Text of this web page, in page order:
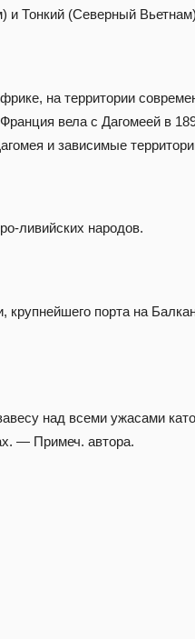
и Тонкий (Северный
на территории
вела с Дагомеей в
и зависимые
ливийских народов.
крупнейшего порта на
над всеми ужасами
— Примеч. автора.